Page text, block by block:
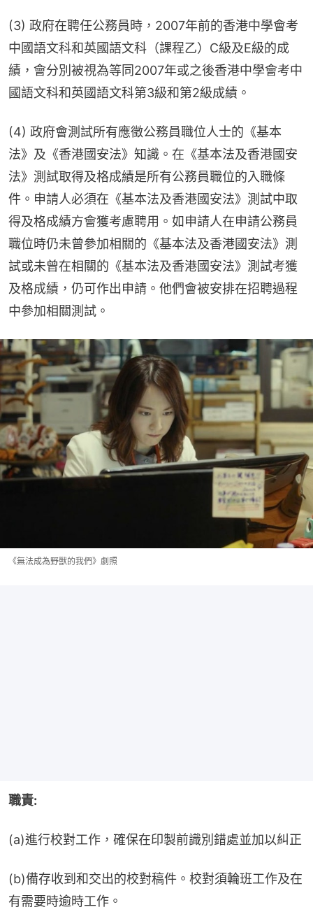
(3) 政府在聘任公務員時，2007年前的香港中學會考
中國語文科和英國語文科（課程乙）C級及E級的成
績，會分別被視為等同2007年或之後香港中學會考中
國語文科和英國語文科第3級和第2級成績。
(4) 政府會測試所有應徵公務員職位人士的《基本
法》及《香港國安法》知識。在《基本法及香港國安
法》測試取得及格成績是所有公務員職位的入職條
件。申請人必須在《基本法及香港國安法》測試中取
得及格成績方會獲考慮聘用。如申請人在申請公務員
職位時仍未曾參加相關的《基本法及香港國安法》測
試或未曾在相關的《基本法及香港國安法》測試考獲
及格成績，仍可作出申請。他們會被安排在招聘過程
中參加相關測試。
《無法成為野獸的我們》劇照
職責:
(a)進行校對工作，確保在印製前識別錯處並加以糾正
(b)備存收到和交出的校對稿件。校對須輪班工作及在
有需要時逾時工作。